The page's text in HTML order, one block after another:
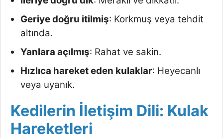
Geriye doğru itilmiş: Korkmuş veya tehdit
altında.
Yanlara açılmış: Rahat ve sakin.
Hızlıca hareket eden kulaklar: Heyecanlı
veya uyanık.
Kedilerin İletişim Dili: Kulak
Hareketleri